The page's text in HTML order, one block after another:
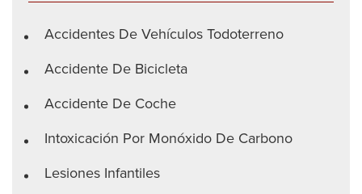
Accidentes De Vehículos Todoterreno
Accidente De Bicicleta
Accidente De Coche
Intoxicación Por Monóxido De Carbono
Lesiones Infantiles